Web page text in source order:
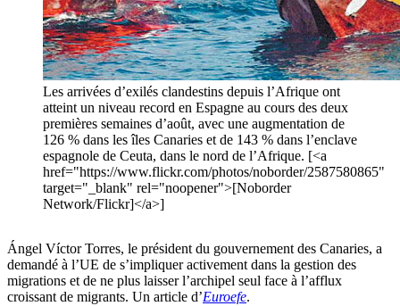
Les arrivées d’exilés clandestins depuis l’Afrique ont
atteint un niveau record en Espagne au cours des deux
premières semaines d’août, avec une augmentation de
126 % dans les îles Canaries et de 143 % dans l’enclave
espagnole de Ceuta, dans le nord de l’Afrique. [<a
href="https://www.flickr.com/photos/noborder/2587580865"
target="_blank" rel="noopener">[Noborder
Network/Flickr]</a>]
Ángel Víctor Torres, le président du gouvernement des Canaries, a
demandé à l’UE de s’impliquer activement dans la gestion des
migrations et de ne plus laisser l’archipel seul face à l’afflux
croissant de migrants. Un article d’Euroefe.